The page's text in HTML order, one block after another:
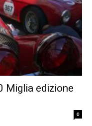
Miglia edizione
0